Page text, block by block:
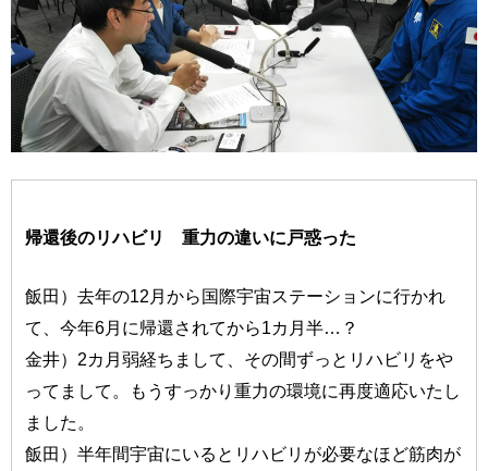
帰還後のリハビリ 重力の違いに戸惑った
飯田）去年の12月から国際宇宙ステーションに行かれ
て、今年6月に帰還されてから1カ月半…？
金井）2カ月弱経ちまして、その間ずっとリハビリをや
ってまして。もうすっかり重力の環境に再度適応いたし
ました。
飯田）半年間宇宙にいるとリハビリが必要なほど筋肉が